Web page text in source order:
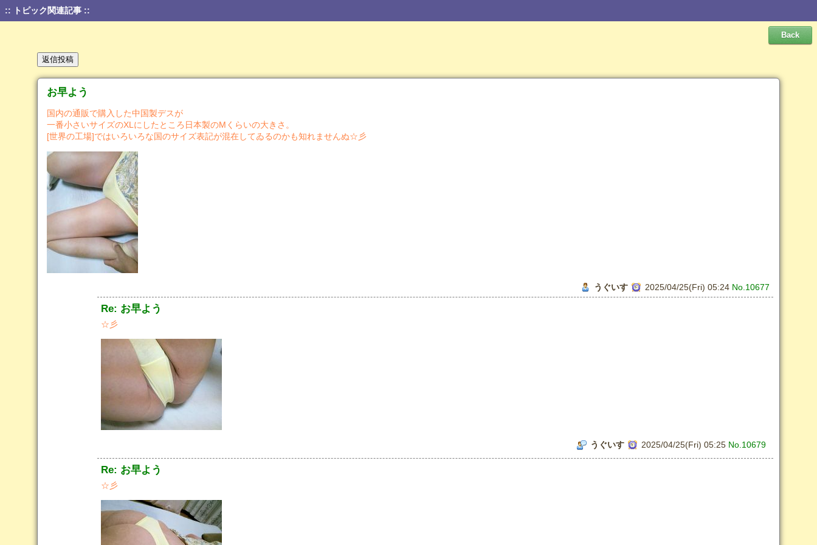
:: トピック関連記事 ::
お早よう
国内の通販で購入した中国製デスが
一番小さいサイズのXLにしたところ日本製のMくらいの大きさ。
[世界の工場]ではいろいろな国のサイズ表記が混在してゐるのかも知れませんぬ☆彡
うぐいす 2025/04/25(Fri) 05:24 No.10677
Re: お早よう
☆彡
うぐいす 2025/04/25(Fri) 05:25 No.10679
Re: お早よう
☆彡